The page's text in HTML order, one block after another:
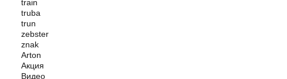
train
truba
trun
zebster
znak
Аrton
Акция
Видео